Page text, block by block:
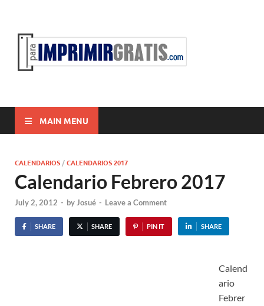
MAIN MENU
CALENDARIOS /CALENDARIOS 2017
Calendario Febrero 2017
July 2, 2012 - byJosué - Leave a Comment
SHARE SHARE PIN IT SHARE
Calend
ario
Febrer